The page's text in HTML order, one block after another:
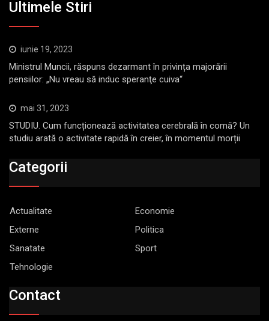
Ultimele Stiri
iunie 19, 2023
Ministrul Muncii, răspuns dezarmant în privința majorării
pensiilor: „Nu vreau să induc speranţe cuiva“
mai 31, 2023
STUDIU. Cum funcționează activitatea cerebrală în comă? Un
studiu arată o activitate rapidă în creier, în momentul morții
Categorii
Actualitate
Economie
Externe
Politica
Sanatate
Sport
Tehnologie
Contact